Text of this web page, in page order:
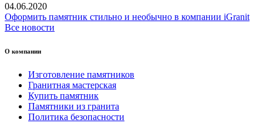
04.06.2020
Оформить памятник стильно и необычно в компании iGranit
Все новости
О компании
Изготовление памятников
Гранитная мастерская
Купить памятник
Памятники из гранита
Политика безопасности